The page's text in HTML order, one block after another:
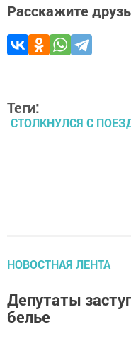
Расскажите
Теги:
СТОЛКНУЛСЯ С
НОВОСТНАЯ ЛЕНТА
Депутаты
белье